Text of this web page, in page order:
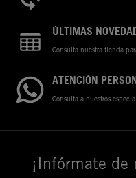
ÚLTIMAS
Consulta nuestra tienda
ATENCIÓN
Consulta a nuestros
¡Infórmate de